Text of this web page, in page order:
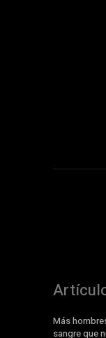
Más
sangre que